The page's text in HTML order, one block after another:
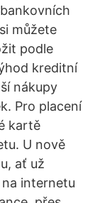
můžete
podle
kreditní
nákupy
Pro placení
kartě
U nově
ať už
internetu